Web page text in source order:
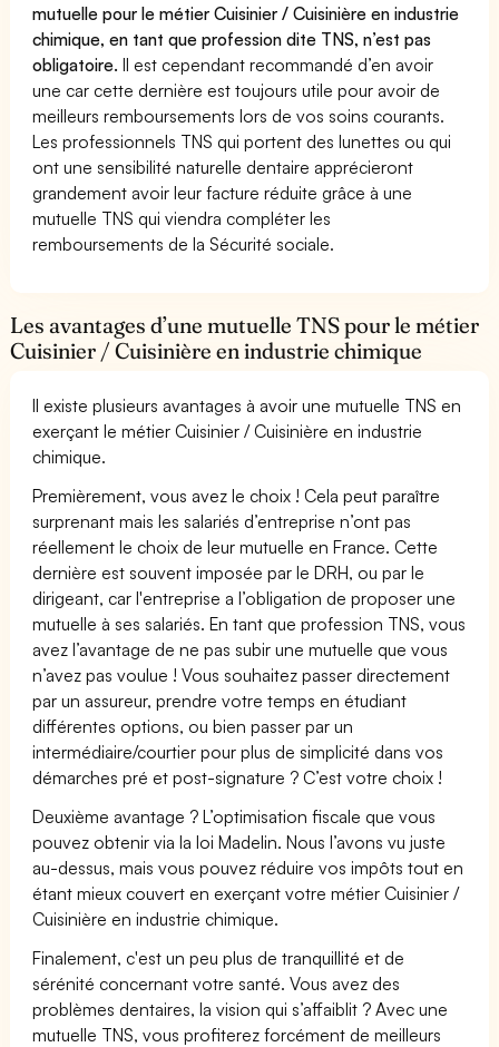
mutuelle pour le métier Cuisinier / Cuisinière en industrie
chimique, en tant que profession dite TNS, n’est pas
obligatoire.Il est cependant recommandé d’en avoir
une car cette dernière est toujours utile pour avoir de
meilleurs remboursements lors de vos soins courants.
Les professionnels TNS qui portent des lunettes ou qui
ont une sensibilité naturelle dentaire apprécieront
grandement avoir leur facture réduite grâce à une
mutuelle TNS qui viendra compléter les
remboursements de la Sécurité sociale.
Les avantages d’une mutuelle TNS pour le métier
Cuisinier / Cuisinière en industrie chimique
Il existe plusieurs avantages à avoir une mutuelle TNS en
exerçant le métier Cuisinier / Cuisinière en industrie
chimique.
Premièrement, vous avez le choix ! Cela peut paraître
surprenant mais les salariés d’entreprise n’ont pas
réellement le choix de leur mutuelle en France. Cette
dernière est souvent imposée par le DRH, ou par le
dirigeant, car l'entreprise a l’obligation de proposer une
mutuelle à ses salariés. En tant que profession TNS, vous
avez l’avantage de ne pas subir une mutuelle que vous
n’avez pas voulue ! Vous souhaitez passer directement
par un assureur, prendre votre temps en étudiant
différentes options, ou bien passer par un
intermédiaire/courtier pour plus de simplicité dans vos
démarches pré et post-signature ? C’est votre choix !
Deuxième avantage ? L’optimisation fiscale que vous
pouvez obtenir via la loi Madelin. Nous l’avons vu juste
au-dessus, mais vous pouvez réduire vos impôts tout en
étant mieux couvert en exerçant votre métier Cuisinier /
Cuisinière en industrie chimique.
Finalement, c'est un peu plus de tranquillité et de
sérénité concernant votre santé. Vous avez des
problèmes dentaires, la vision qui s’affaiblit ? Avec une
mutuelle TNS, vous profiterez forcément de meilleurs